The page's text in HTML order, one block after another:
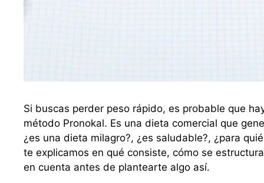
Si buscas perder peso rápido, es probable que
método Pronokal. Es una dieta comercial que
¿es una dieta milagro?, ¿es saludable?, ¿para
te explicamos en qué consiste, cómo se
en cuenta antes de plantearte algo así.